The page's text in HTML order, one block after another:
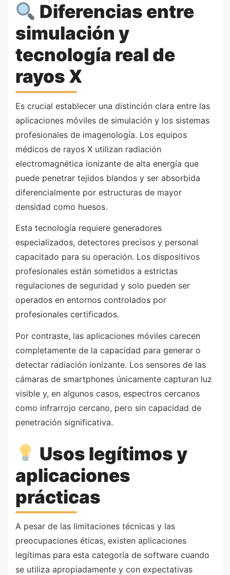
Diferencias entre
simulación y
tecnología real de
rayos X
Es crucial establecer una distinción clara entre las
aplicaciones móviles de simulación y los sistemas
profesionales de imagenología. Los equipos
médicos de rayos X utilizan radiación
electromagnética ionizante de alta energía que
puede penetrar tejidos blandos y ser absorbida
diferencialmente por estructuras de mayor
densidad como huesos.
Esta tecnología requiere generadores
especializados, detectores precisos y personal
capacitado para su operación. Los dispositivos
profesionales están sometidos a estrictas
regulaciones de seguridad y solo pueden ser
operados en entornos controlados por
profesionales certificados.
Por contraste, las aplicaciones móviles carecen
completamente de la capacidad para generar o
detectar radiación ionizante. Los sensores de las
cámaras de smartphones únicamente capturan luz
visible y, en algunos casos, espectros cercanos
como infrarrojo cercano, pero sin capacidad de
penetración significativa.
Usos legítimos y
aplicaciones
prácticas
A pesar de las limitaciones técnicas y las
preocupaciones éticas, existen aplicaciones
legítimas para esta categoría de software cuando
se utiliza apropiadamente y con expectativas